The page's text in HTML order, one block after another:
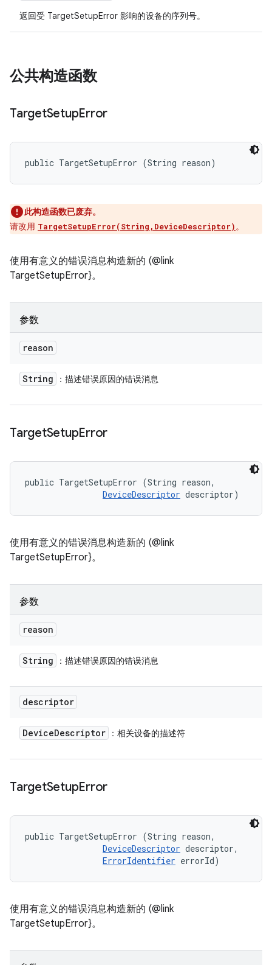
返回受 TargetSetupError 影响的设备的序列号。
公共构造函数
TargetSetupError
public TargetSetupError (String reason)
此构造函数已废弃。
请改用 TargetSetupError(String,DeviceDescriptor)。
使用有意义的错误消息构造新的 (@link
TargetSetupError}。
参数
reason
String ：描述错误原因的错误消息
TargetSetupError
public TargetSetupError (String reason,
DeviceDescriptor descriptor)
使用有意义的错误消息构造新的 (@link
TargetSetupError}。
参数
reason
String ：描述错误原因的错误消息
descriptor
DeviceDescriptor ：相关设备的描述符
TargetSetupError
public TargetSetupError (String reason,
DeviceDescriptor descriptor,
ErrorIdentifier errorId)
使用有意义的错误消息构造新的 (@link
TargetSetupError}。